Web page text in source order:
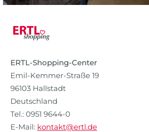
ERTL-Shopping-Center
Emil-Kemmer-Straße 19
96103 Hallstadt
Deutschland
Tel.: 0951 9644-0
E-Mail: kontakt@ertl.de